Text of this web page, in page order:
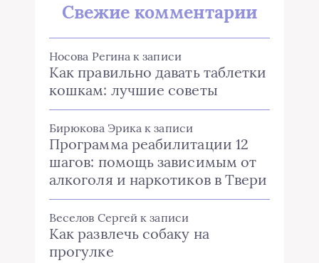
Свежие комментарии
Носова Регина к записи
Как правильно давать таблетки
кошкам: лучшие советы
Бирюкова Эрика к записи
Программа реабилитации 12
шагов: помощь зависимым от
алкоголя и наркотиков в Твери
Веселов Сергей к записи
Как развлечь собаку на
прогулке